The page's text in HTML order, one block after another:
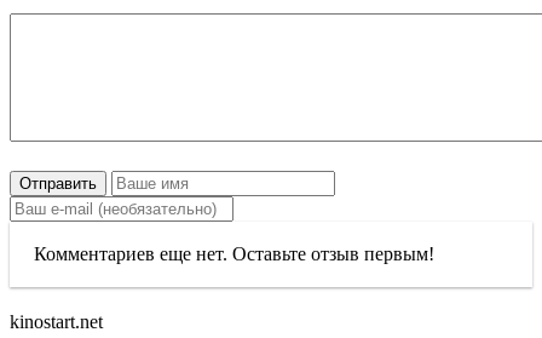
Отправить
Комментариев еще нет. Оставьте отзыв первым!
kinostart.net